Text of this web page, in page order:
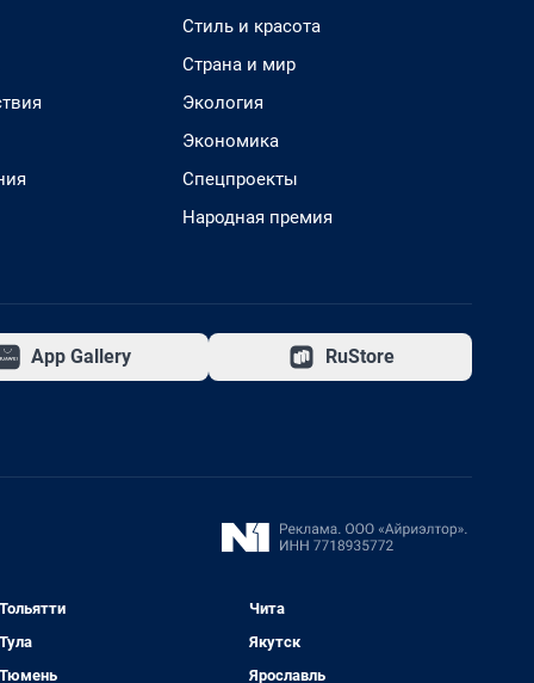
Стиль и красота
Страна и мир
Экология
Экономика
Спецпроекты
Народная премия
App Gallery RuStore
Тольятти
Тула
Тюмень
Чита
Якутск
Ярославль